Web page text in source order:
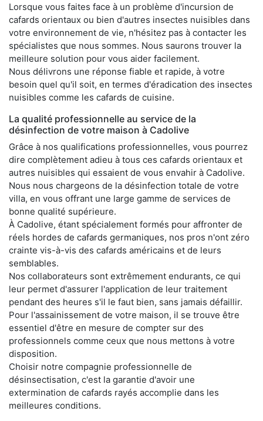
Lorsque vous faites face à un problème d'incursion de
cafards orientaux ou bien d'autres insectes nuisibles dans
votre environnement de vie, n'hésitez pas à contacter les
spécialistes que nous sommes. Nous saurons trouver la
meilleure solution pour vous aider facilement.
Nous délivrons une réponse fiable et rapide, à votre
besoin quel qu'il soit, en termes d'éradication des insectes
nuisibles comme les cafards de cuisine.
La qualité professionnelle au service de la
désinfection de votre maison à Cadolive
Grâce à nos qualifications professionnelles, vous pourrez
dire complètement adieu à tous ces cafards orientaux et
autres nuisibles qui essaient de vous envahir à Cadolive.
Nous nous chargeons de la désinfection totale de votre
villa, en vous offrant une large gamme de services de
bonne qualité supérieure.
À Cadolive, étant spécialement formés pour affronter de
réels hordes de cafards germaniques, nos pros n'ont zéro
crainte vis-à-vis des cafards américains et de leurs
semblables.
Nos collaborateurs sont extrêmement endurants, ce qui
leur permet d'assurer l'application de leur traitement
pendant des heures s'il le faut bien, sans jamais défaillir.
Pour l'assainissement de votre maison, il se trouve être
essentiel d'être en mesure de compter sur des
professionnels comme ceux que nous mettons à votre
disposition.
Choisir notre compagnie professionnelle de
désinsectisation, c'est la garantie d'avoir une
extermination de cafards rayés accomplie dans les
meilleures conditions.